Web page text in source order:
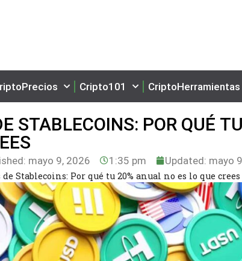
Cripto101 CriptoHerramientas
STABLECOINS: POR QUÉ
mayo 9, 2026 1:35 pm Updated: mayo
Stablecoins: Por qué tu 20% anual no es lo que crees